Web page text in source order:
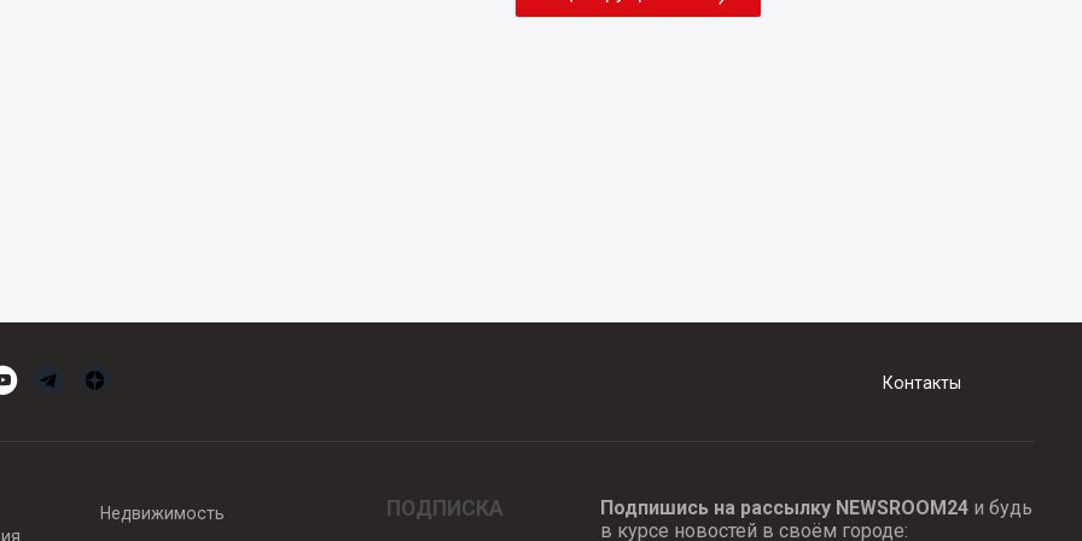
Контакты
Недвижимость ПОДПИСКА Подпишись на рассылку NEWSROOM24и будь
в курсе новостей в своём городе: